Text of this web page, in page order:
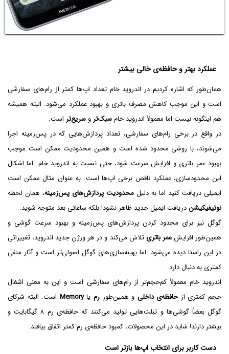
عملکرد بهتر و حافظه‌ی خالی بیشتر
همان‌طور که اشاره کردیم در اندروید خام تعداد اپ‌ها کمتر از رام‌های سفارشی
است و این موجب کاهش مصرف باتری و بهبود عملکرد می‌شود. البته همیشه
هم اینگونه نیست اما معمولاً اندروید خامسبک‌تر و سریع‌تر است.
در واقع در برخی رام‌های سفارشی، تعداد پردازش‌هایی که در پس‌زمینه اجرا
می‌شوند، با روشی محدود شده است و همین محدودیت ممکن است موجب
بهبود عمر باتری و افزایش سرعت شود، حتی نسبت به اندروید خام. اما اشکال
این محدودسازی، عملکرد ناقص برخی اپ‌ها است. به عنوان مثال ممکن است
ایمیلی دریافت کنید اما به دلیل محدودیت پردازش‌های پس‌زمینه، همان لحظه
نوتیفیکیشندریافت ایمیل جدید ظاهر نشود! بلکه ساعاتی بعد متوجه شوید.
گوگل نیز برای محدود کردن پردازش‌های پس‌زمینه و بهبود سرعت گوشی و
همین‌طور افزایشعمر باتری تلاش می‌کند و در هر ورژن جدید اندروید، تغییراتی
در این راستا دیده می‌شود. اما بهینه‌سازی‌های گوگل اصولی‌تر است و آثار منفی
کمتری به دنبال دارد.
اندروید خام معمولاً کم‌حجم‌تر از رام‌های سفارشی است و این به معنی اشغال
حجم کمتری ازحافظه‌ی داخلی و همین‌طوررم یاMemory است. البته شرکای
گوگل بعضاً گوشی‌ها و تبلت‌هایی تولید می‌کنند که حافظه‌ی رم ۸ گیگابایت و
بیشتر دارند! شاید در این محصولات، کمبود حافظه‌ی رم کمتر اتفاق بیافتد.
دست کاربر برای انتخاب اپ‌ها بازتر است